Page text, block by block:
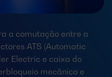
a comutação entre a
ATS (Automatic
Electric e caixa do
mecânico e